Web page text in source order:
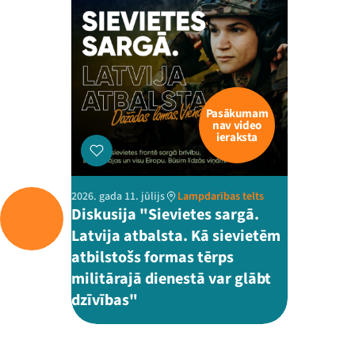
Pasākumam
nav video
ieraksta
2026. gada 11. jūlijs Lampdarības telts
Diskusija "Sievietes sargā.
Latvija atbalsta. Kā sievietēm
atbilstošs formas tērps
militārajā dienestā var glābt
dzīvības"